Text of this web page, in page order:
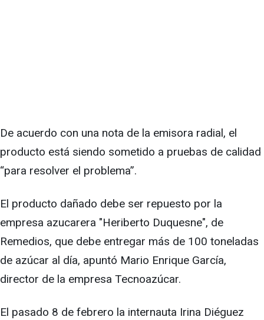
De acuerdo con una nota de la emisora radial, el
producto está siendo sometido a pruebas de calidad
“para resolver el problema”.
El producto dañado debe ser repuesto por la
empresa azucarera "Heriberto Duquesne", de
Remedios, que debe entregar más de 100 toneladas
de azúcar al día, apuntó Mario Enrique García,
director de la empresa Tecnoazúcar.
El pasado 8 de febrero la internauta Irina Diéguez